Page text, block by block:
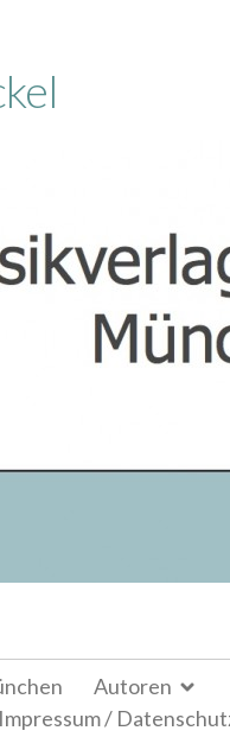
Autoren
Impressum /